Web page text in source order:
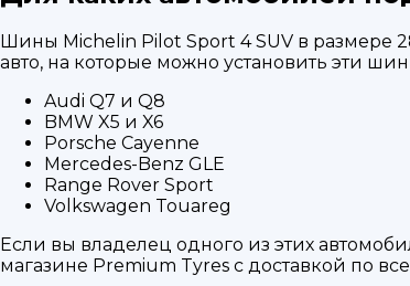
Шины Michelin Pilot Sport 4 SUV в размере
авто, на которые можно установить эти
Audi Q7 и Q8
BMW X5 и X6
Porsche Cayenne
Mercedes-Benz GLE
Range Rover Sport
Volkswagen Touareg
Если вы владелец одного из этих
магазине Premium Tyres с доставкой по